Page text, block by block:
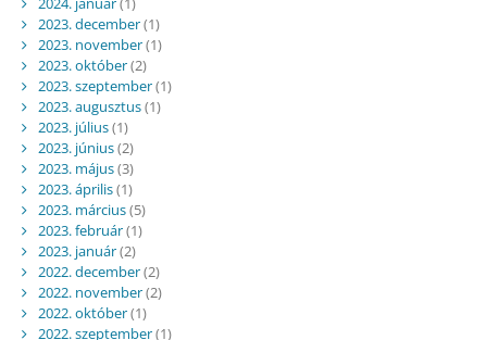
2023. december(1)
2023. november(1)
2023. október(2)
2023. szeptember(1)
2023. augusztus(1)
2023. július(1)
2023. június(2)
2023. május(3)
2023. április(1)
2023. március(5)
2023. február(1)
2023. január(2)
2022. december(2)
2022. november(2)
2022. október(1)
2022. szeptember(1)